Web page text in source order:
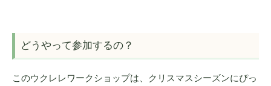
どうやって参加するの？
このウクレレワークショップは、クリスマスシーズンにぴっ